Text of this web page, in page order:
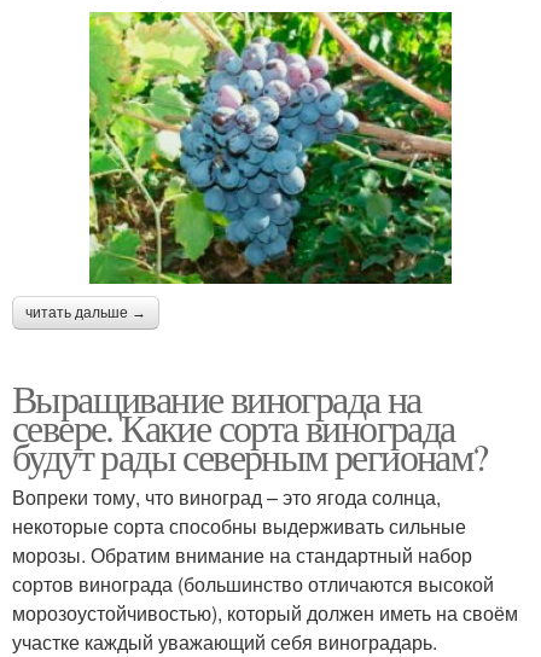
читать дальше →
Выращивание винограда на
севере. Какие сорта винограда
будут рады северным регионам?
Вопреки тому, что виноград – это ягода солнца,
некоторые сорта способны выдерживать сильные
морозы. Обратим внимание на стандартный набор
сортов винограда (большинство отличаются высокой
морозоустойчивостью), который должен иметь на своём
участке каждый уважающий себя виноградарь.